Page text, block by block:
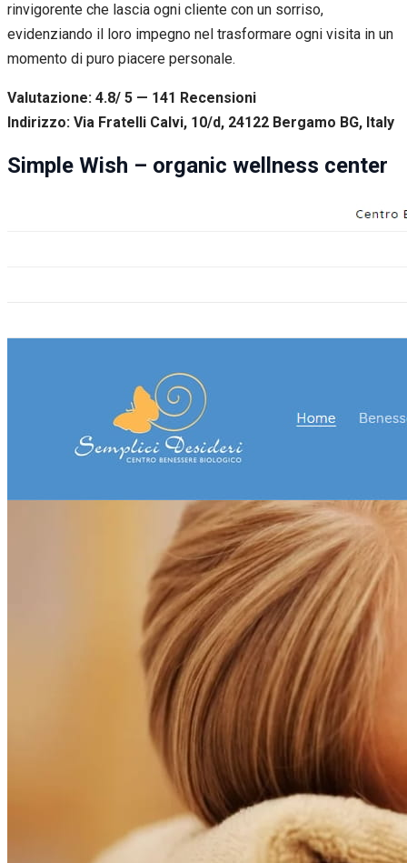
rinvigorente che lascia ogni cliente con un sorriso,
evidenziando il loro impegno nel trasformare ogni visita in un
momento di puro piacere personale.
Valutazione: 4.8/ 5 — 141 Recensioni
Indirizzo: Via Fratelli Calvi, 10/d, 24122 Bergamo BG, Italy
Simple Wish – organic wellness center